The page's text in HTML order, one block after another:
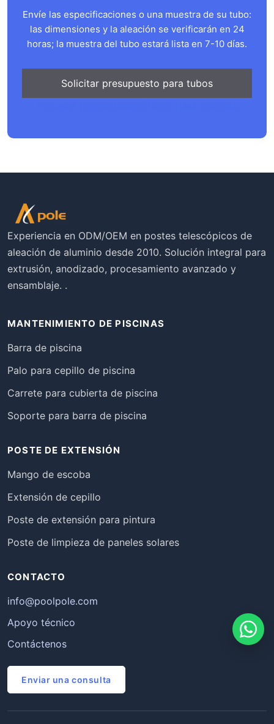
Envíe las especificaciones o una muestra de su tubo:
las dimensiones y la aleación se verificarán en 24
horas; la muestra del tubo estará lista en 7-10 días.
Solicitar presupuesto para tubos
Experiencia en ODM/OEM en postes telescópicos de
aleación de aluminio desde 2010. Solución integral para
extrusión, anodizado, procesamiento avanzado y
ensamblaje. .
MANTENIMIENTO DE PISCINAS
Barra de piscina
Palo para cepillo de piscina
Carrete para cubierta de piscina
Soporte para barra de piscina
POSTE DE EXTENSIÓN
Mango de escoba
Extensión de cepillo
Poste de extensión para pintura
Poste de limpieza de paneles solares
CONTACTO
info@poolpole.com
Apoyo técnico
Contáctenos
Enviar una consulta
Français